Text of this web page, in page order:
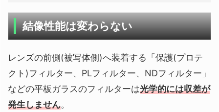
結像性能は変わらない
レンズの前側(被写体側)へ装着する「保護(プロテ
クト)フィルター、PLフィルター、NDフィルター」
などの平板ガラスのフィルターは光学的には収差が
発生しません。